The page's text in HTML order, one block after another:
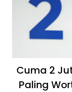
Cuma 2
Paling